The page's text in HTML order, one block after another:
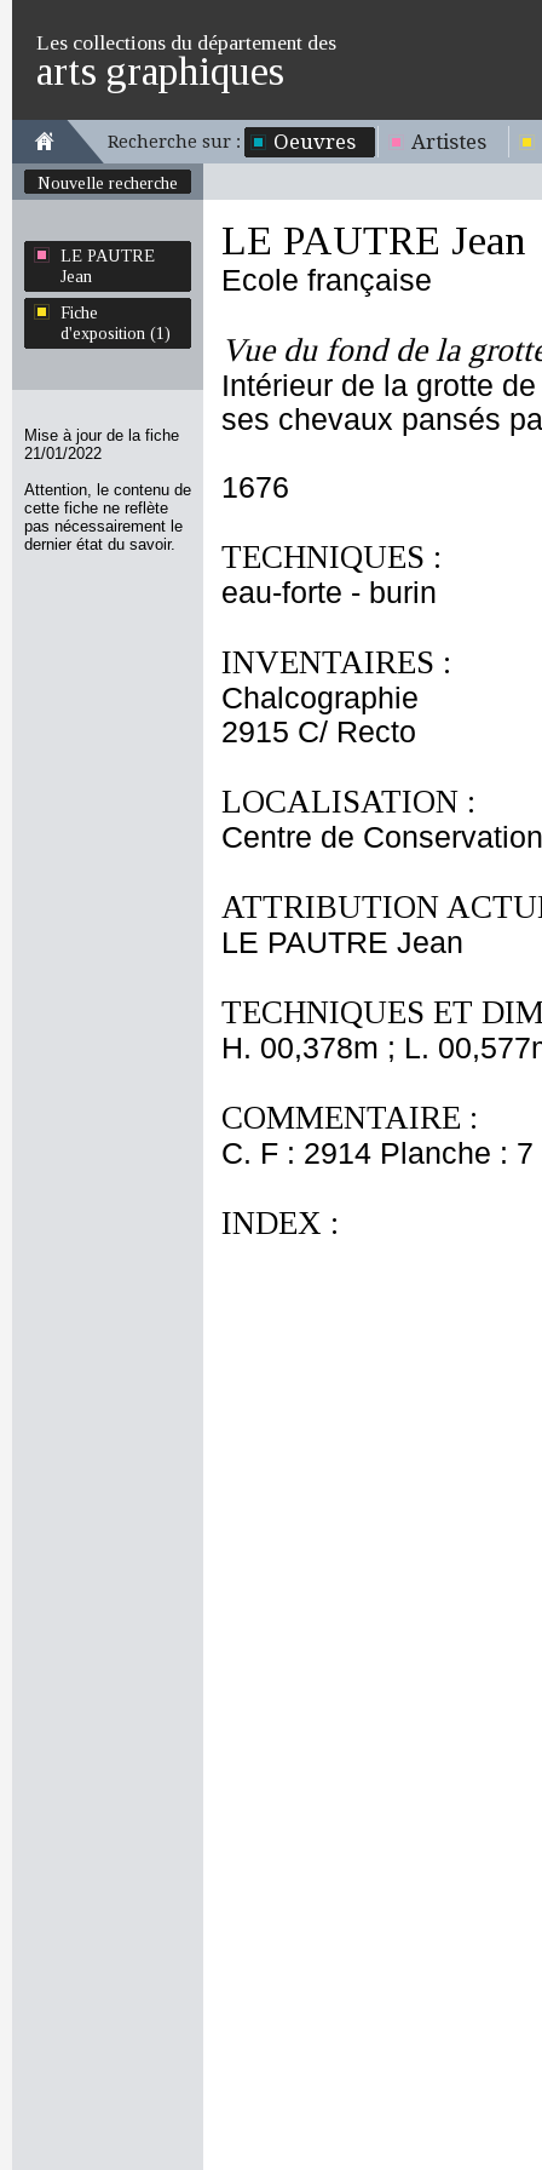
Les collections du département des
arts graphiques
Recherche sur : Oeuvres Artistes
Nouvelle recherche
LE PAUTRE
Jean
Fiche
d'exposition (1)
Mise à jour de la fiche
21/01/2022
Attention, le contenu de
cette fiche ne reflète
pas nécessairement le
dernier état du savoir.
LE PAUTRE Jean
Ecole française
Vue du fond de la
Intérieur de la grotte
ses chevaux pansés
1676
TECHNIQUES :
eau-forte - burin
INVENTAIRES :
Chalcographie
2915 C/ Recto
LOCALISATION :
Centre de
ATTRIBUTION
LE PAUTRE Jean
TECHNIQUES ET
H. 00,378m ; L.
COMMENTAIRE :
C. F : 2914 Planche :
INDEX :